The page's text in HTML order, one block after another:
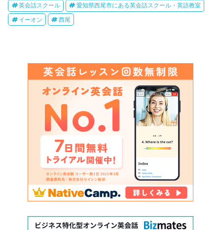
英会話スクール 愛知県西尾市にある英会話スクール・英語教室
イーオン 西尾